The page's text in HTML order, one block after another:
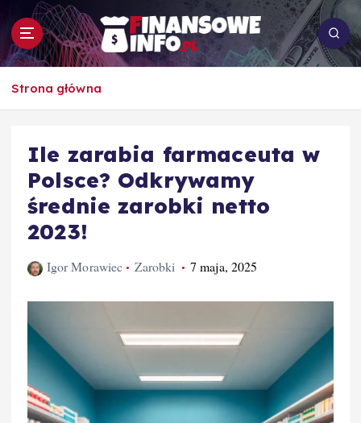
p
To i owo o rachunkowości, pracy, biznesie i
Strona główna
Ile zarabia farmaceuta w
Polsce? Odkrywamy
średnie zarobki netto
2023!
Igor Morawiec Zarobki 7 maja, 2025